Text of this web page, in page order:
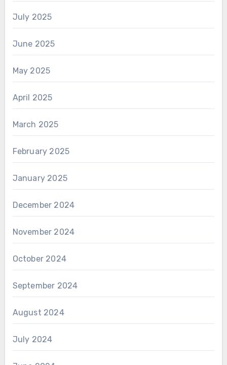
July 2025
June 2025
May 2025
April 2025
March 2025
February 2025
January 2025
December 2024
November 2024
October 2024
September 2024
August 2024
July 2024